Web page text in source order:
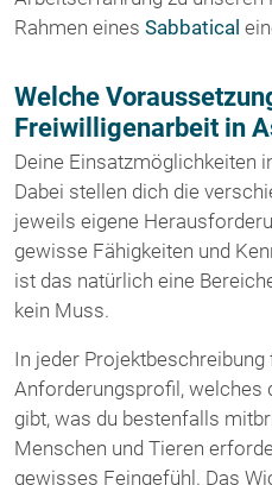
Rahmen eines Sabbatical
Welche
Freiwilligenarbeit in
Deine Einsatzmöglichkeiten
Dabei stellen dich die
jeweils eigene
gewisse Fähigkeiten und
ist das natürlich eine
kein Muss.
In jeder Projektbeschreibung
Anforderungsprofil, welches
gibt, was du bestenfalls
Menschen und Tieren
gewisses Feingefühl. Das